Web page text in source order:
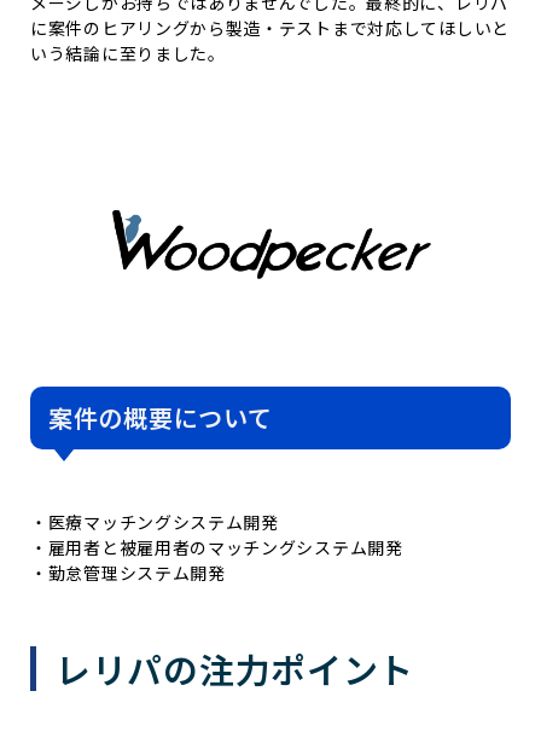
に案件のヒアリングから製造・テストまで対応してほしいと
いう結論に至りました。
案件の概要について​
・医療マッチングシステム開発
・雇用者と被雇用者のマッチングシステム開発
・勤怠管理システム開発
レリパの注力ポイント